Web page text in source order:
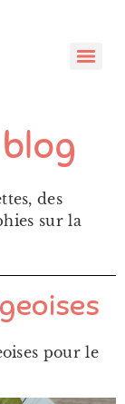
des
sur la
pour le